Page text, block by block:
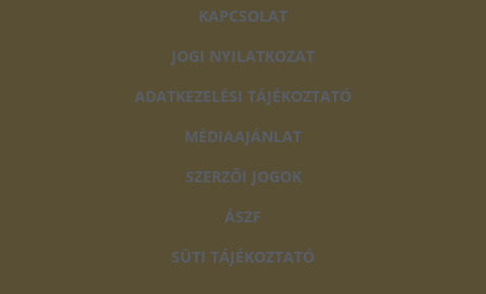
KAPCSOLAT
JOGI NYILATKOZAT
ADATKEZELÉSI TÁJÉKOZTATÓ
MÉDIAAJÁNLAT
SZERZŐI JOGOK
ÁSZF
SÜTI TÁJÉKOZTATÓ